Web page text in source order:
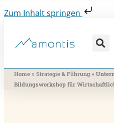
Zum Inhalt springen
Home » Strategie & Führung»
Bildungsworkshop für